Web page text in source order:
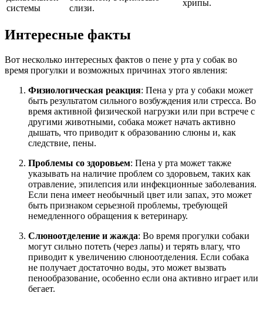
системы
слизи.
хрипы.
Интересные факты
Вот несколько интересных фактов о пене у рта у собак во
время прогулки и возможных причинах этого явления:
Физиологическая реакция: Пена у рта у собаки может
быть результатом сильного возбуждения или стресса. Во
время активной физической нагрузки или при встрече с
другими животными, собака может начать активно
дышать, что приводит к образованию слюны и, как
следствие, пены.
Проблемы со здоровьем: Пена у рта может также
указывать на наличие проблем со здоровьем, таких как
отравление, эпилепсия или инфекционные заболевания.
Если пена имеет необычный цвет или запах, это может
быть признаком серьезной проблемы, требующей
немедленного обращения к ветеринару.
Слюноотделение и жажда: Во время прогулки собаки
могут сильно потеть (через лапы) и терять влагу, что
приводит к увеличению слюноотделения. Если собака
не получает достаточно воды, это может вызвать
пенообразование, особенно если она активно играет или
бегает.